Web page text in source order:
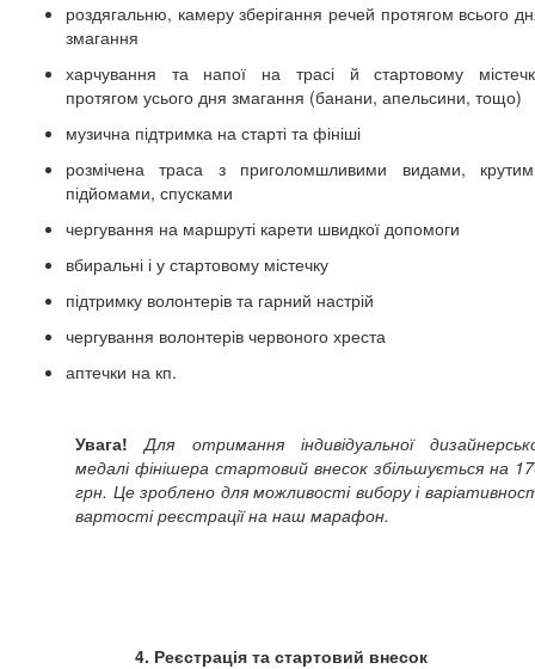
роздягальню, камеру зберігання речей протягом всього
змагання
харчування та напої на трасі й стартовому
протягом усього дня змагання (банани, апельсини, тощо)
музична підтримка на старті та фініші
розмічена траса з приголомшливими видами,
підйомами, спусками
чергування на маршруті карети швидкої допомоги
вбиральні і у стартовому містечку
підтримку волонтерів та гарний настрій
чергування волонтерів червоного хреста
аптечки на кп.
Увага!
Для отримання індивідуальної
медалі фінішера стартовий внесок збільшується на
грн. Це зроблено для можливості вибору і
вартості реєстрації на наш марафон.
4. Реєстрація та стартовий внесок